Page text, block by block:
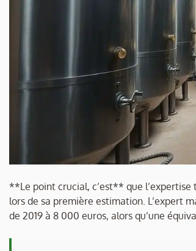
**Le point crucial, c’est** que l’expertise
lors de sa première estimation. L’expert
de 2019 à 8 000 euros, alors qu’une